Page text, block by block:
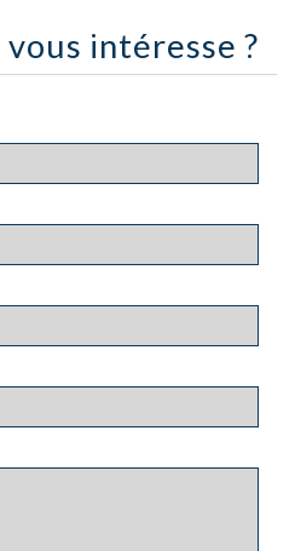
vous intéresse ?